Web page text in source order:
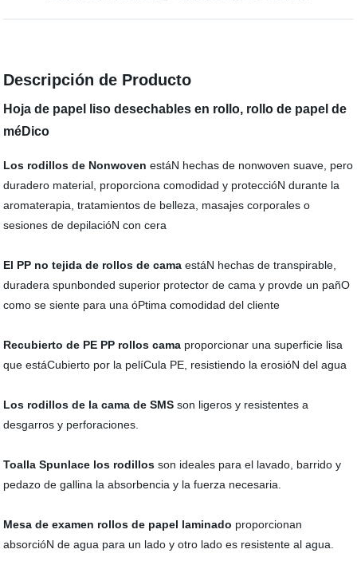
Descripción de Producto
Hoja de papel liso desechables en rollo, rollo de papel de
méDico
Los rodillos de Nonwoven estáN hechas de nonwoven suave, pero
duradero material, proporciona comodidad y proteccióN durante la
aromaterapia, tratamientos de belleza, masajes corporales o
sesiones de depilacióN con cera
El PP no tejida de rollos de cama estáN hechas de transpirable,
duradera spunbonded superior protector de cama y provde un pañO
como se siente para una óPtima comodidad del cliente
Recubierto de PE PP rollos cama proporcionar una superficie lisa
que estáCubierto por la pelíCula PE, resistiendo la erosióN del agua
Los rodillos de la cama de SMS son ligeros y resistentes a
desgarros y perforaciones.
Toalla Spunlace los rodillos son ideales para el lavado, barrido y
pedazo de gallina la absorbencia y la fuerza necesaria.
Mesa de examen rollos de papel laminado proporcionan
absorcióN de agua para un lado y otro lado es resistente al agua.